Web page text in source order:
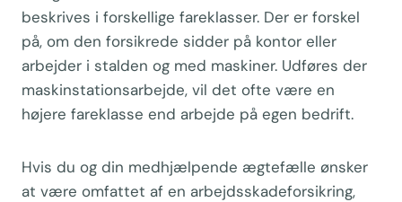
beskrives i forskellige fareklasser. Der er forskel
på, om den forsikrede sidder på kontor eller
arbejder i stalden og med maskiner. Udføres der
maskinstationsarbejde, vil det ofte være en
højere fareklasse end arbejde på egen bedrift.
Hvis du og din medhjælpende ægtefælle ønsker
at være omfattet af en arbejdsskadeforsikring,